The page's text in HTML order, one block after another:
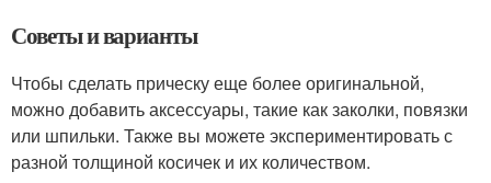
Советы и варианты
Чтобы сделать прическу еще более оригинальной,
можно добавить аксессуары, такие как заколки, повязки
или шпильки. Также вы можете экспериментировать с
разной толщиной косичек и их количеством.